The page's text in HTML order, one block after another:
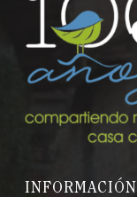
INFORMACIÓN